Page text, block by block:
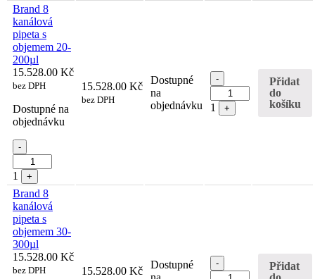
Brand 8
kanálová
pipeta s
objemem 20-
200µl
15.528.00 Kč
bez DPH
Dostupné na
objednávku
Quantity
-
1 +
15.528.00 Kč
bez DPH
Dostupné
na
objednávku
Quantity
-
1 +
Přidat
do
košíku
Brand 8
kanálová
pipeta s
objemem 30-
300µl
15.528.00 Kč
bez DPH 15.528.00 Kč
Dostupné
Quantity
-
Přidat